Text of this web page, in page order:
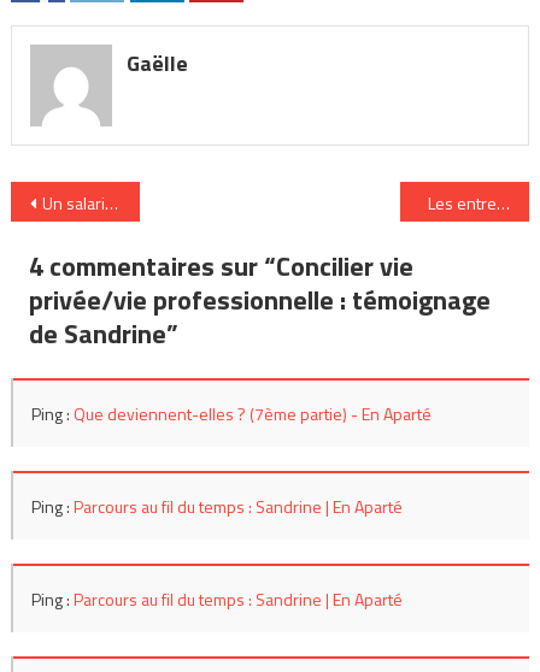
Gaëlle
Navigation
de
l’article
Un salarié sur deux est un caméléon Les
4 commentaires sur “Concilier vie
privée/vie professionnelle : témoignage
de Sandrine”
Ping : Que deviennent-elles ? (7ème partie) - En Aparté
Ping :Parcours au fil du temps : Sandrine | En Aparté
Ping :Parcours au fil du temps : Sandrine | En Aparté